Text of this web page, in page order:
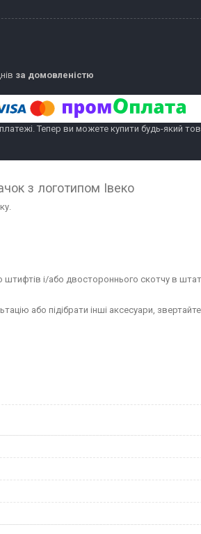
за домовленістю
Тепер ви можете купити будь-який
з логотипом Івеко
і/або двостороннього скотчу в
або підібрати інші аксесуари,